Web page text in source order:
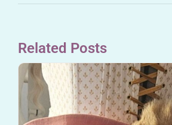
Related Posts